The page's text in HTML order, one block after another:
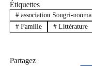
Étiquettes
#association Sougri-nooma
#Famille #Littérature
Partagez